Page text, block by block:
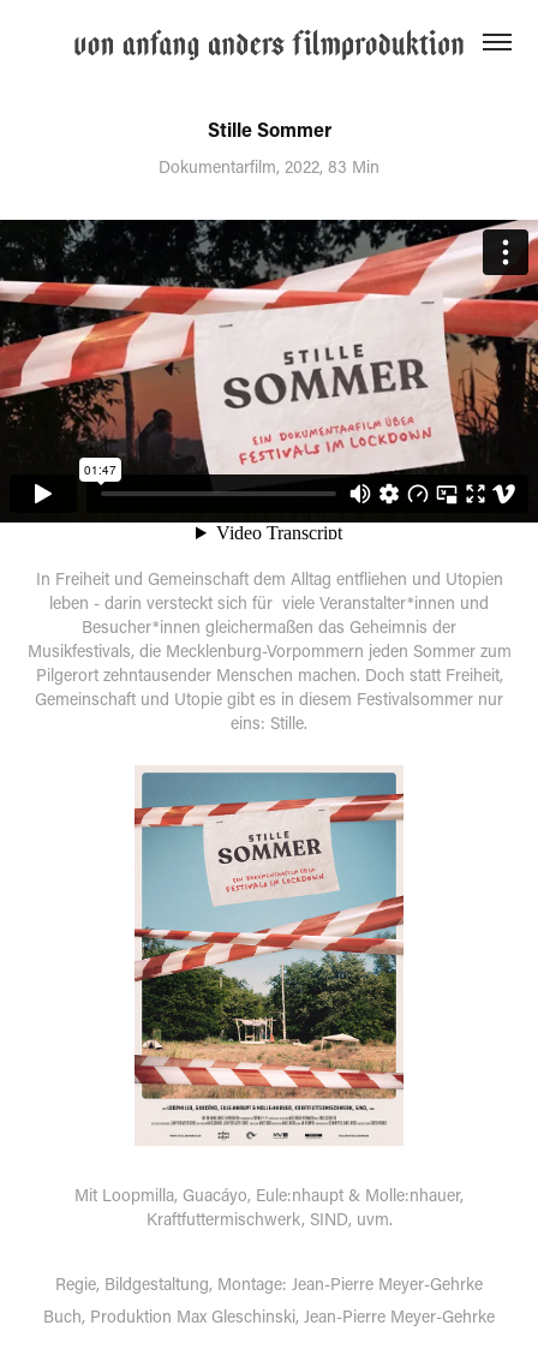
Stille Sommer
Dokumentarfilm, 2022, 83 Min
In Freiheit und Gemeinschaft dem Alltag entfliehen und Utopien
leben - darin versteckt sich für viele Veranstalter*innen und
Besucher*innen gleichermaßen das Geheimnis der
Musikfestivals, die Mecklenburg-Vorpommern jeden Sommer zum
Pilgerort zehntausender Menschen machen. Doch statt Freiheit,
Gemeinschaft und Utopie gibt es in diesem Festivalsommer nur
eins: Stille.
Mit Loopmilla, Guacáyo, Eule:nhaupt & Molle:nhauer,
Kraftfuttermischwerk, SIND, uvm.
Regie, Bildgestaltung, Montage: Jean-Pierre Meyer-Gehrke
Buch, Produktion Max Gleschinski, Jean-Pierre Meyer-Gehrke